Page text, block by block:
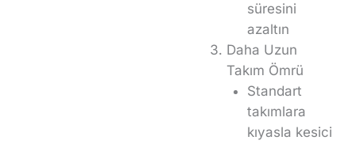
süresini
azaltın
Daha Uzun
Takım Ömrü
Standart
takımlara
kıyasla kesici